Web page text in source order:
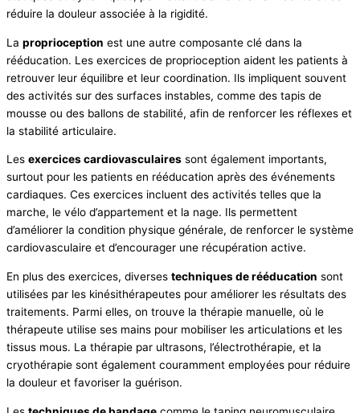
réduire la douleur associée à la rigidité.
La proprioception est une autre composante clé dans la
rééducation. Les exercices de proprioception aident les patients à
retrouver leur équilibre et leur coordination. Ils impliquent souvent
des activités sur des surfaces instables, comme des tapis de
mousse ou des ballons de stabilité, afin de renforcer les réflexes et
la stabilité articulaire.
Les exercices cardiovasculaires sont également importants,
surtout pour les patients en rééducation après des événements
cardiaques. Ces exercices incluent des activités telles que la
marche, le vélo d’appartement et la nage. Ils permettent
d’améliorer la condition physique générale, de renforcer le système
cardiovasculaire et d’encourager une récupération active.
En plus des exercices, diverses techniques de rééducation sont
utilisées par les kinésithérapeutes pour améliorer les résultats des
traitements. Parmi elles, on trouve la thérapie manuelle, où le
thérapeute utilise ses mains pour mobiliser les articulations et les
tissus mous. La thérapie par ultrasons, l’électrothérapie, et la
cryothérapie sont également couramment employées pour réduire
la douleur et favoriser la guérison.